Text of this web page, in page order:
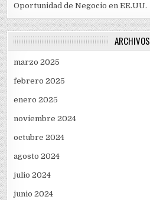
Oportunidad de Negocio en EE.UU.
ARCHIVOS
marzo 2025
febrero 2025
enero 2025
noviembre 2024
octubre 2024
agosto 2024
julio 2024
junio 2024